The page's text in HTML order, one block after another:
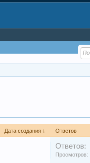
Дата создания ↓ Ответов
Ответов:
Просмотров: